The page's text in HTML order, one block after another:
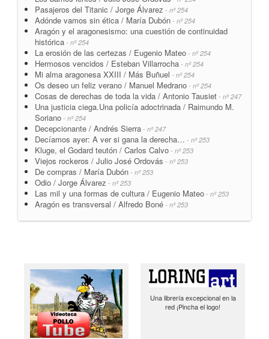
Pasajeros del Titanic / Jorge Álvarez - nº 254
Adónde vamos sin ética / María Dubón - nº 254
Aragón y el aragonesismo: una cuestión de continuidad
histórica - nº 254
La erosión de las certezas / Eugenio Mateo - nº 254
Hermosos vencidos / Esteban Villarrocha - nº 254
Mi alma aragonesa XXIII / Más Buñuel - nº 254
Os deseo un feliz verano / Manuel Medrano - nº 254
Cosas de derechas de toda la vida / Antonio Tausiet - nº 247
Una justicia ciega.Una policía adoctrinada / Raimundo M.
Soriano - nº 254
Decepcionante / Andrés Sierra - nº 247
Decíamos ayer: A ver si gana la derecha… - nº 253
Kluge, el Godard teutón / Carlos Calvo - nº 253
Viejos rockeros / Julio José Ordovás - nº 253
De compras / María Dubón - nº 253
Odio / Jorge Álvarez - nº 253
Las mil y una formas de cultura / Eugenio Mateo - nº 253
Aragón es transversal / Alfredo Boné - nº 253
Una librería excepcional en la
red ¡Pincha el logo!